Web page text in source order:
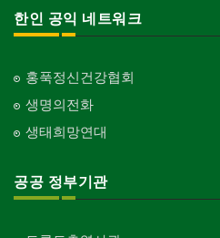
한인 공익 네트워크
홍푹정신건강협회
생명의전화
생태희망연대
공공 정부기관